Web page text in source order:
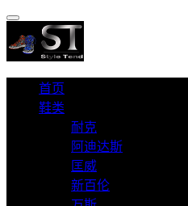
首页
鞋类
耐克
阿迪达斯
匡威
新百伦